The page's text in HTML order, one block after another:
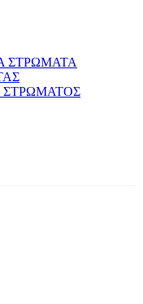
ΣΤΡΩΜΑΤΑ